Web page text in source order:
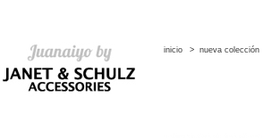
inicio > nueva colección